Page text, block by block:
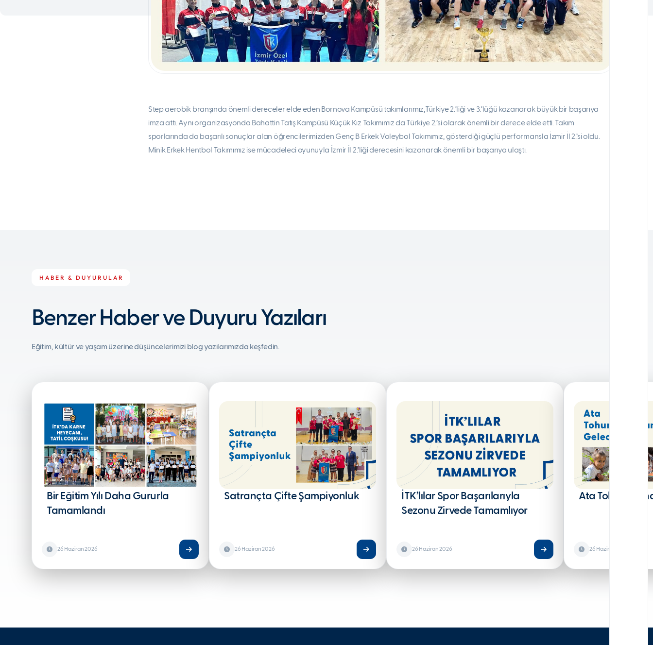
Step aerobik branşında önemli dereceler elde eden Bornova Kampüsü takımlarımız,Türkiye 2.’liği ve 3.’lüğü kazanarak büyük bir başarıya
imza attı. Aynı organizasyonda Bahattin Tatış Kampüsü Küçük Kız Takımımız da Türkiye 2.’si olarak önemli bir derece elde etti. Takım
sporlarında da başarılı sonuçlar alan öğrencilerimizden Genç B Erkek Voleybol Takımımız, gösterdiği güçlü performansla İzmir İl 2.’si oldu.
Minik Erkek Hentbol Takımımız ise mücadeleci oyunuyla İzmir İl 2.’liği derecesini kazanarak önemli bir başarıya ulaştı.
HABER & DUYURULAR
Benzer Haber ve Duyuru Yazıları
Eğitim, kültür ve yaşam üzerine düşüncelerimizi blog yazılarımızda keşfedin.
Bir Eğitim Yılı Daha Gururla
Tamamlandı
26 Haziran 2026
Satrançta Çifte Şampiyonluk
26 Haziran 2026
İTK’lılar Spor Başarılarıyla
Sezonu Zirvede Tamamlıyor
26 Haziran 2026
Ata
26 Haziran 2026